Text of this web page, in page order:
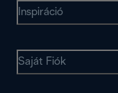
Inspiráció
Saját Fiók